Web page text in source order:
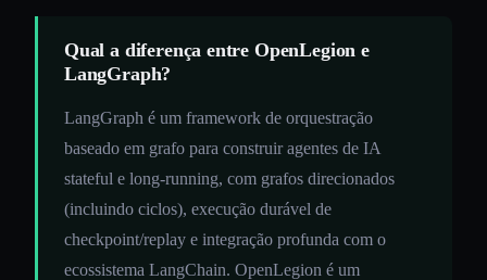
Qual a diferença entre OpenLegion e
LangGraph?
LangGraph é um framework de orquestração
baseado em grafo para construir agentes de IA
stateful e long-running, com grafos direcionados
(incluindo ciclos), execução durável de
checkpoint/replay e integração profunda com o
ecossistema LangChain. OpenLegion é um